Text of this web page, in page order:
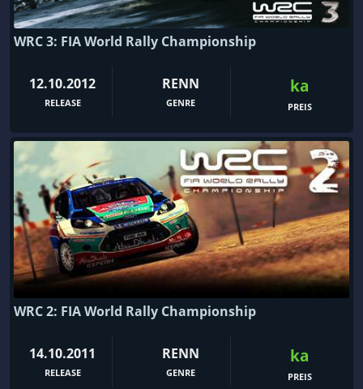
WRC 3: FIA World Rally Championship
12.10.2012
RELEASE
RENN
GENRE
ka
PREIS
WRC 2: FIA World Rally Championship
14.10.2011
RELEASE
RENN
GENRE
ka
PREIS